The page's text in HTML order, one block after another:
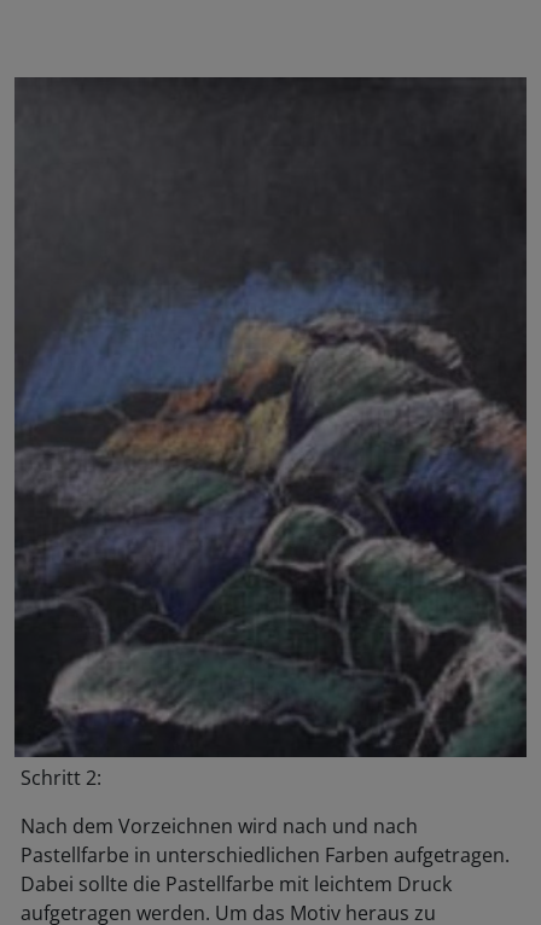
Schritt 2:
Nach dem Vorzeichnen wird nach und nach
Pastellfarbe in unterschiedlichen Farben aufgetragen.
Dabei sollte die Pastellfarbe mit leichtem Druck
aufgetragen werden. Um das Motiv heraus zu